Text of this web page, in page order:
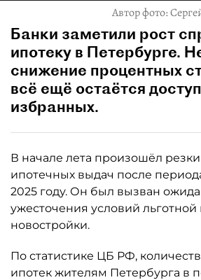
Автор фото:
Банки заметили рост
ипотеку в Петербурге.
снижение процентных
всё ещё остаётся
избранных.
В начале лета произошёл
ипотечных выдач после
2025 году. Он был вызван
ужесточения условий льготной
новостройки.
По статистике ЦБ РФ,
ипотек жителям Петербурга в